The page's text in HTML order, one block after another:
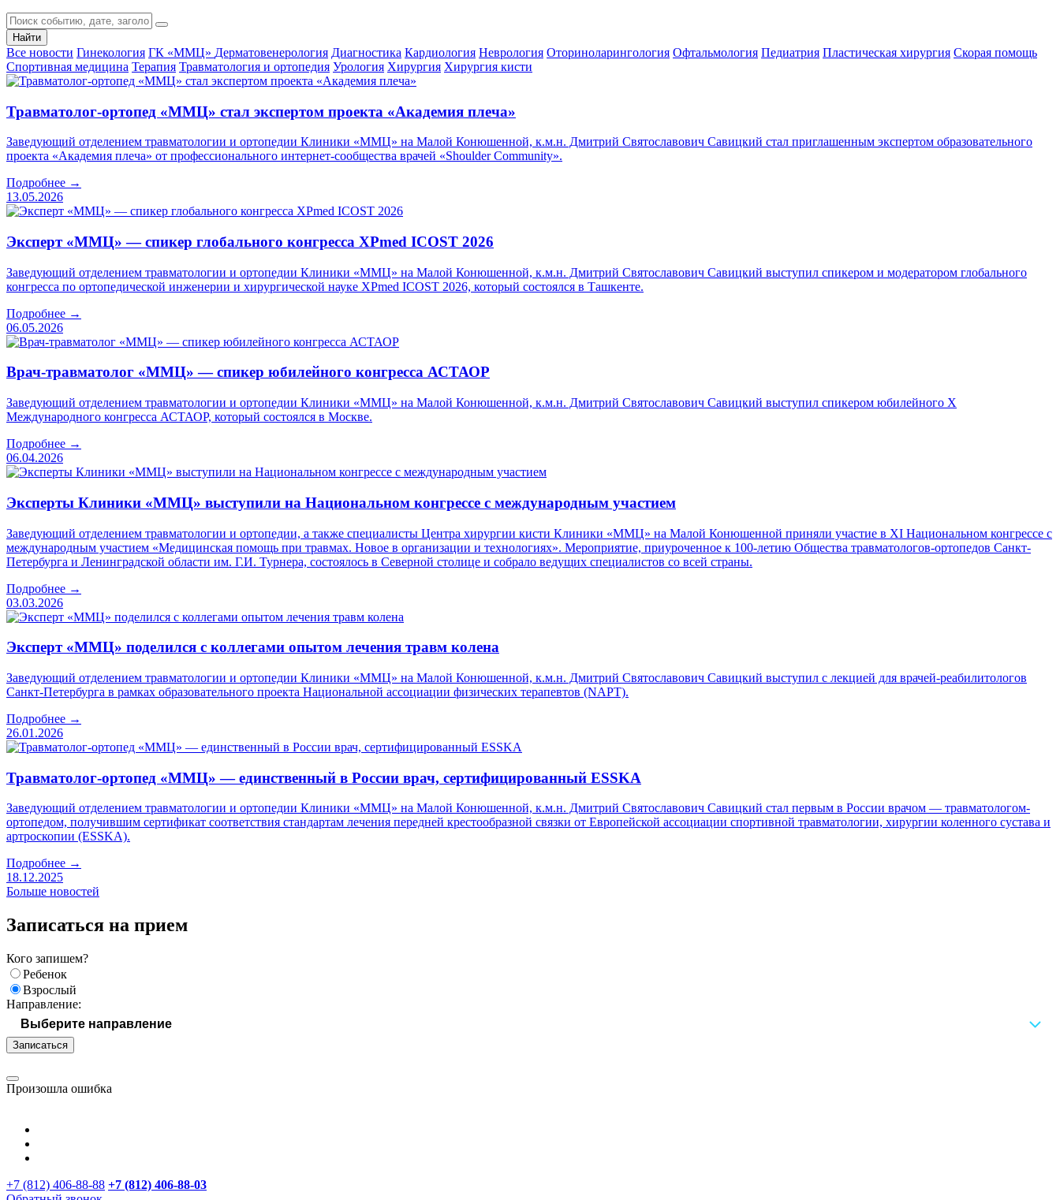
Найти
Все новости Гинекология ГК «ММЦ» Дерматовенерология Диагностика Кардиология Неврология Оториноларингология Офтальмология Педиатрия Пластическая хирургия Скорая помощь
Спортивная медицина Терапия Травматология и ортопедия Урология Хирургия Хирургия кисти
Травматолог-ортопед «ММЦ» стал экспертом проекта «Академия плеча»
Заведующий отделением травматологии и ортопедии Клиники «ММЦ» на Малой Конюшенной, к.м.н. Дмитрий Святославович Савицкий стал приглашенным экспертом образовательного
проекта «Академия плеча» от профессионального интернет-сообщества врачей «Shoulder Community».
Подробнее →
13.05.2026
Эксперт «ММЦ» — спикер глобального конгресса XPmed ICOST 2026
Заведующий отделением травматологии и ортопедии Клиники «ММЦ» на Малой Конюшенной, к.м.н. Дмитрий Святославович Савицкий выступил спикером и модератором глобального
конгресса по ортопедической инженерии и хирургической науке XPmed ICOST 2026, который состоялся в Ташкенте.
Подробнее →
06.05.2026
Врач-травматолог «ММЦ» — спикер юбилейного конгресса АСТАОР
Заведующий отделением травматологии и ортопедии Клиники «ММЦ» на Малой Конюшенной, к.м.н. Дмитрий Святославович Савицкий выступил спикером юбилейного X
Международного конгресса АСТАОР, который состоялся в Москве.
Подробнее →
06.04.2026
Эксперты Клиники «ММЦ» выступили на Национальном конгрессе с международным участием
Заведующий отделением травматологии и ортопедии, а также специалисты Центра хирургии кисти Клиники «ММЦ» на Малой Конюшенной приняли участие в XI Национальном конгрессе с
международным участием «Медицинская помощь при травмах. Новое в организации и технологиях». Мероприятие, приуроченное к 100-летию Общества травматологов-ортопедов Санкт-
Петербурга и Ленинградской области им. Г.И. Турнера, состоялось в Северной столице и собрало ведущих специалистов со всей страны.
Подробнее →
03.03.2026
Эксперт «ММЦ» поделился с коллегами опытом лечения травм колена
Заведующий отделением травматологии и ортопедии Клиники «ММЦ» на Малой Конюшенной, к.м.н. Дмитрий Святославович Савицкий выступил с лекцией для врачей-реабилитологов
Санкт-Петербурга в рамках образовательного проекта Национальной ассоциации физических терапевтов (NAPT).
Подробнее →
26.01.2026
Травматолог-ортопед «ММЦ» — единственный в России врач, сертифицированный ESSKA
Заведующий отделением травматологии и ортопедии Клиники «ММЦ» на Малой Конюшенной, к.м.н. Дмитрий Святославович Савицкий стал первым в России врачом — травматологом-
ортопедом, получившим сертификат соответствия стандартам лечения передней крестообразной связки от Европейской ассоциации спортивной травматологии, хирургии коленного сустава и
артроскопии (ESSKA).
Подробнее →
18.12.2025
Больше новостей
Записаться на прием
Кого запишем?
Ребенок
Взрослый
Направление:
Записаться
Произошла ошибка
+7 (812) 406-88-88 +7 (812) 406-88-03